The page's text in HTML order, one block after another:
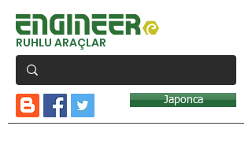
RUHLU ARAÇLAR
Japonca